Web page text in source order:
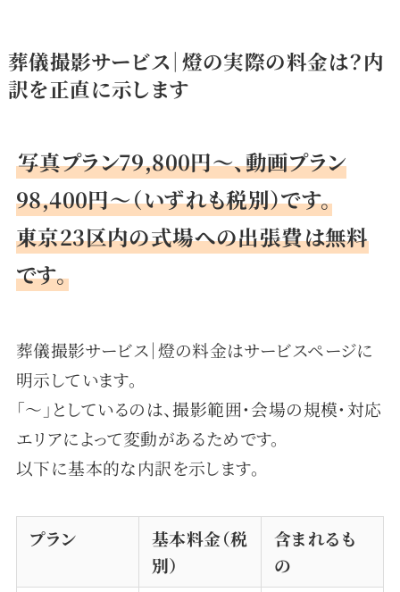
葬儀撮影サービス｜燈の実際の料金は？内
訳を正直に示します
写真プラン79,800円〜、動画プラン
98,400円〜（いずれも税別）です。
東京23区内の式場への出張費は無料
です。
葬儀撮影サービス｜燈の料金はサービスページに
明示しています。
「〜」としているのは、撮影範囲・会場の規模・対応
エリアによって変動があるためです。
以下に基本的な内訳を示します。
プラン
基本料金（税
別）
含まれるも
の